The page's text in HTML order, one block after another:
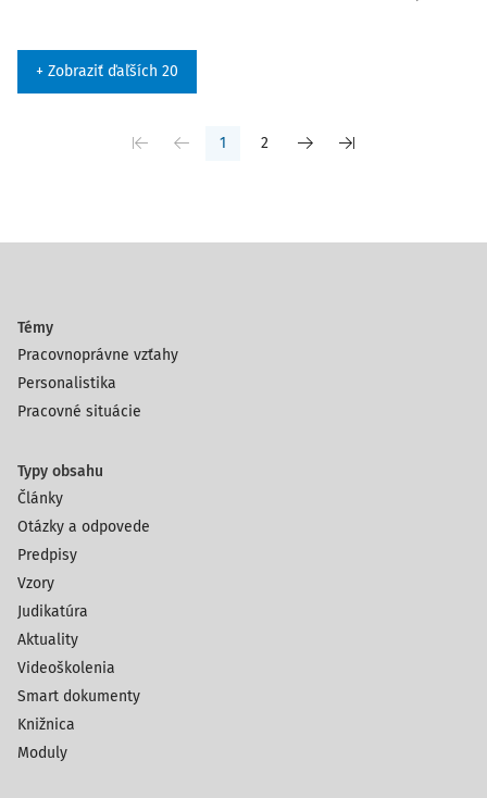
+ Zobraziť ďaľších 20
1 2
Témy
Pracovnoprávne vzťahy
Personalistika
Pracovné situácie
Typy obsahu
Články
Otázky a odpovede
Predpisy
Vzory
Judikatúra
Aktuality
Videoškolenia
Smart dokumenty
Knižnica
Moduly